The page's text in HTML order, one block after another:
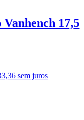
17,5
sem juros